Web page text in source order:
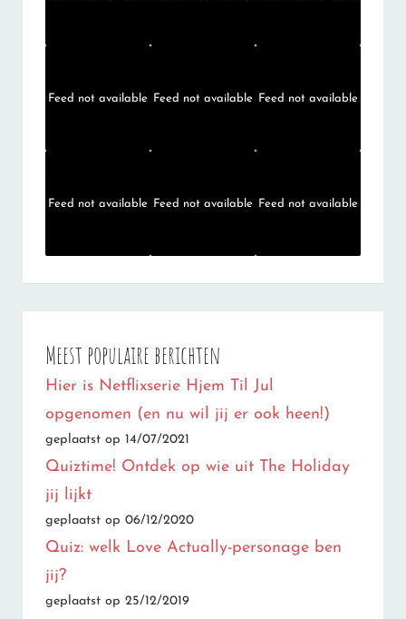
Feed not available Feed not available Feed not available
Feed not available Feed not available Feed not available
Meest populaire berichten
Hier is Netflixserie Hjem Til Jul
opgenomen (en nu wil jij er ook heen!)
geplaatst op 14/07/2021
Quiztime! Ontdek op wie uit The Holiday
jij lijkt
geplaatst op 06/12/2020
Quiz: welk Love Actually-personage ben
jij?
geplaatst op 25/12/2019